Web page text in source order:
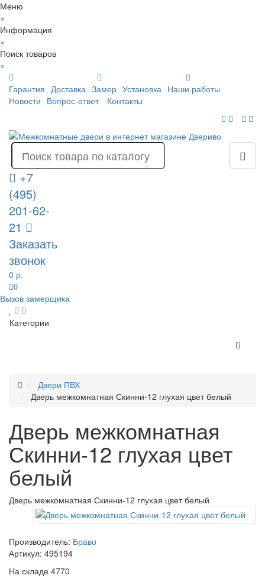
Меню
×
Информация
×
Поиск товаров
×
Гарантия Доставка Замер Установка Наши работы
Новости Вопрос-ответ Контакты
+7
(495)
201-62-
21
Заказать
звонок
0 р.
0
Вызов замерщика
Категории
Двери ПВХ
Дверь межкомнатная Скинни-12 глухая цвет белый
Дверь межкомнатная
Скинни-12 глухая цвет
белый
Дверь межкомнатная Скинни-12 глухая цвет белый
Производитель: Браво
Артикул: 495194
На складе 4770